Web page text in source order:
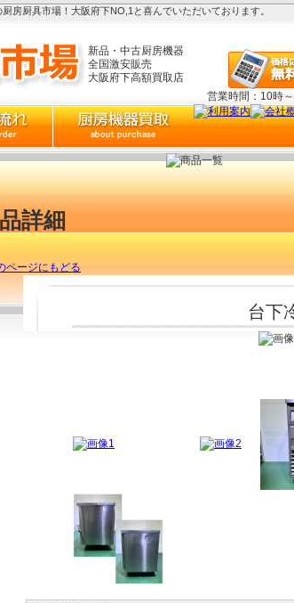
房厨具市場！大阪府下NO,1と喜んでいただいております。
新品・中古厨房機器
全国激安販売
大阪府下高額買取店
営業時間：10時
詳細
ページにもどる
台下